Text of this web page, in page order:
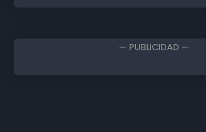
— PUBLICIDAD —